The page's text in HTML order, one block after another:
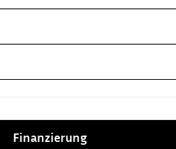
Finanzierung